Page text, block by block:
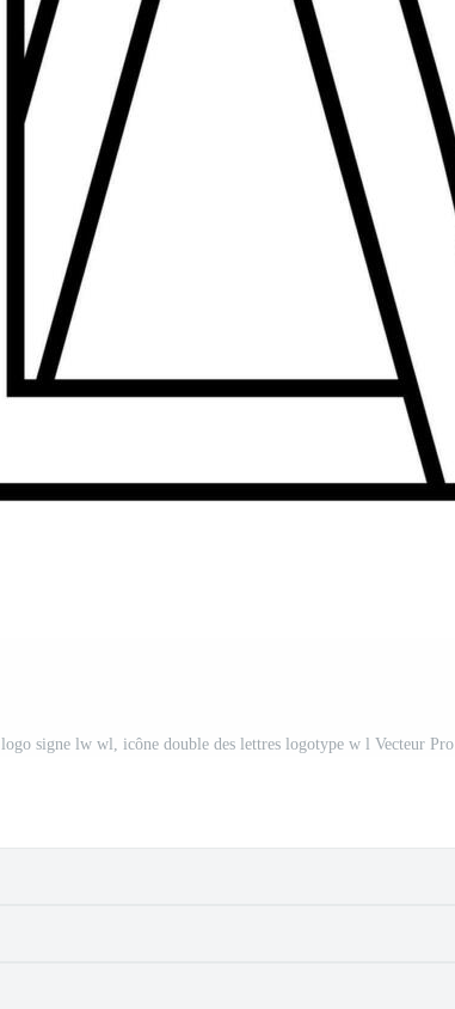
logo signe lw wl, icône double des lettres logotype w l Vecteur Pro